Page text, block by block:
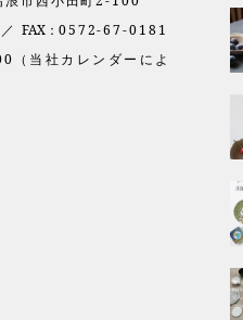
FAX： 0572-67-0181
当社カレンダーによ